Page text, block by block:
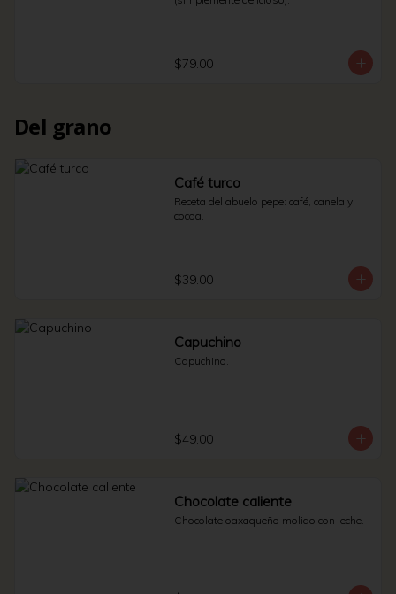
$79.00
Del grano
Café turco
Receta del abuelo pepe: café, canela y
cocoa.
$39.00
Capuchino
Capuchino.
$49.00
Chocolate caliente
Chocolate oaxaqueño molido con leche.